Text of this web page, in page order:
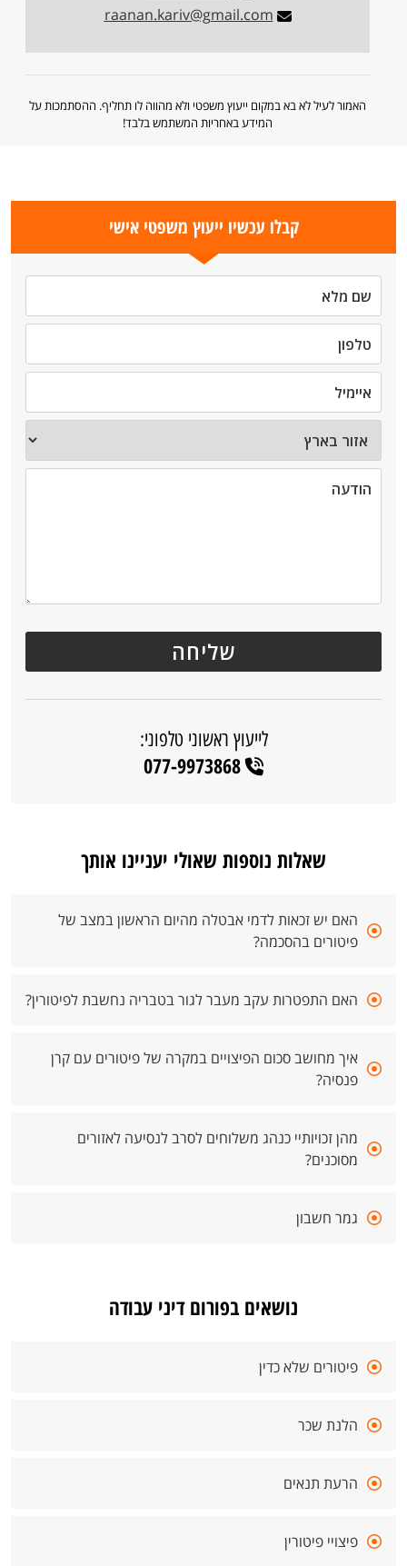
raanan.kariv@gmail.com
האמור לעיל לא בא במקום ייעוץ משפטי ולא מהווה לו תחליף. ההסתמכות על
המידע באחריות המשתמש בלבד!
קבלו עכשיו ייעוץ משפטי אישי
לייעוץ ראשוני טלפוני:
077-9973868
שאלות נוספות שאולי יעניינו אותך
האם יש זכאות לדמי אבטלה מהיום הראשון במצב של
פיטורים בהסכמה?
האם התפטרות עקב מעבר לגור בטבריה נחשבת לפיטורין?
איך מחושב סכום הפיצויים במקרה של פיטורים עם קרן
פנסיה?
מהן זכויותיי כנהג משלוחים לסרב לנסיעה לאזורים
מסוכנים?
גמר חשבון
נושאים בפורום דיני עבודה
פיטורים שלא כדין
הלנת שכר
הרעת תנאים
פיצויי פיטורין